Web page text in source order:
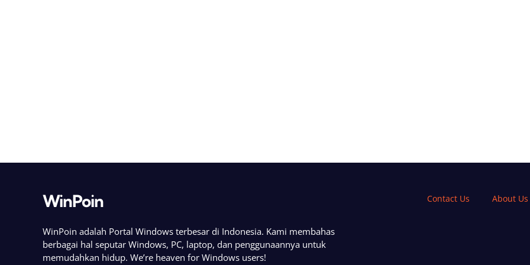
WinPoin
WinPoin adalah Portal Windows terbesar di Indonesia. Kami membahas
berbagai hal seputar Windows, PC, laptop, dan penggunaannya untuk
memudahkan hidup. We’re heaven for Windows users!
Contact Us About Us